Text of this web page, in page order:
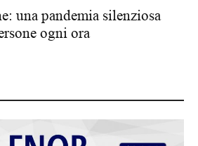
una pandemia silenziosa
ogni ora